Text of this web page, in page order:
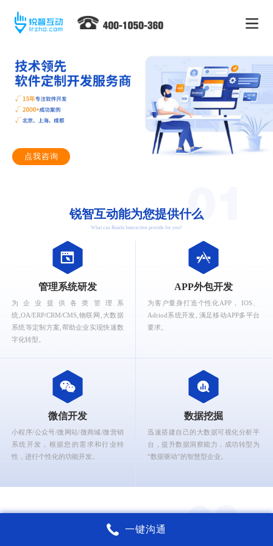
点我咨询
锐智互动能为您提供什么
What can Ruizhi Interactive provide for you?
管理系统研发
为企业提供各类管理系
统,OA/ERP/CRM/CMS,物联网,大数据
系统等定制方案,帮助企业实现快速数
字化转型。
APP外包开发
为客户量身打造个性化APP， IOS、
Adriod系统开发, 满足移动APP多平台
要求。
微信开发
小程序/公众号/微网站/微商城/微营销
系统开发，根据您的需求和行业特
性，进行个性化的功能开发。
数据挖掘
迅速搭建自己的大数据可视化分析平
台，提升数据洞察能力，成功转型为
“数据驱动”的智慧型企业。
锐智互动核心能力
一键沟通